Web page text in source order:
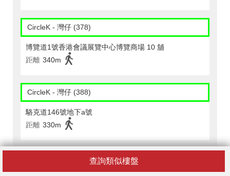
查詢類似樓盤
CircleK - 灣仔 (378)
博覽道1號香港會議展覽中心博覽商場 10 舖
距離 340m
CircleK - 灣仔 (388)
駱克道146號地下a號
距離 330m
CircleK - 灣仔 (477)